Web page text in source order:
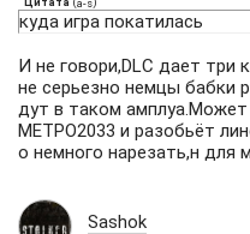
a-s
куда игра покатилась
И не говори,DLC дает три
не серьезно немцы бабки
дут в таком
МЕТРО2033 и разобьёт
о немного нарезать,н для
Sashok